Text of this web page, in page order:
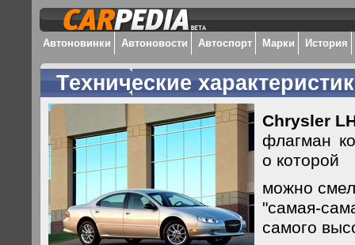
Автоновинки Автоновости Автоспорт Марки История
Технические
Chrysler
флагман
о которой
можно
"самая-
самого